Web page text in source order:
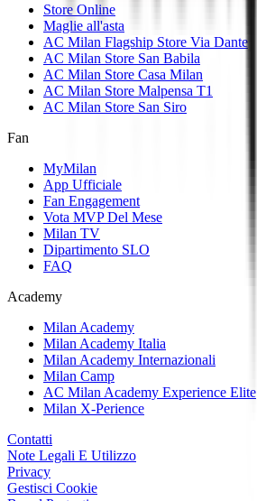
Store Online
Maglie all'asta
AC Milan Flagship Store Via Dante
AC Milan Store San Babila
AC Milan Store Casa Milan
AC Milan Store Malpensa T1
AC Milan Store San Siro
Fan
MyMilan
App Ufficiale
Fan Engagement
Vota MVP Del Mese
Milan TV
Dipartimento SLO
FAQ
Academy
Milan Academy
Milan Academy Italia
Milan Academy Internazionali
Milan Camp
AC Milan Academy Experience Elite
Milan X-Perience
Contatti
Note Legali E Utilizzo
Privacy
Gestisci Cookie